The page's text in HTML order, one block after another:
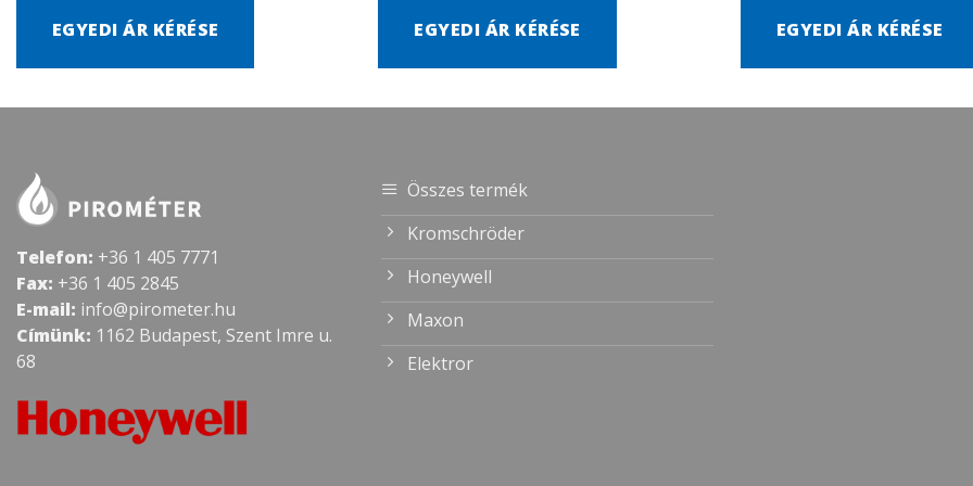
EGYEDI ÁR KÉRÉSE EGYEDI ÁR KÉRÉSE EGYEDI ÁR KÉRÉSE
Telefon: +36 1 405 7771
Fax: +36 1 405 2845
E-mail: info@pirometer.hu
Címünk: 1162 Budapest, Szent Imre u.
68
Összes termék
Kromschröder
Honeywell
Maxon
Elektror